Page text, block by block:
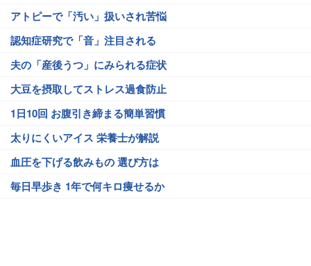
アトピーで「汚い」扱いされ苦悩
認知症研究で「音」注目される
夫の「産後うつ」にみられる症状
大豆を摂取してストレス過食防止
1日10回 お腹引き締まる簡単習慣
太りにくいアイス 栄養士が解説
血圧を下げる飲みもの 選び方は
毎日早歩き 1年で何キロ痩せるか